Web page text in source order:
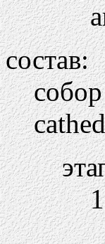
состав: